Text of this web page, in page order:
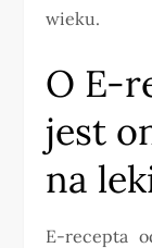
wieku.
O E-
jest
na
E-recepta